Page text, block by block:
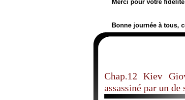
Merci pour votre
Bonne journée à tous,
Chap.12 Kiev
assassiné par un